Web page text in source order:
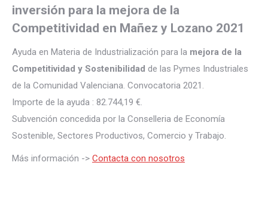
inversión para la mejora de la
Competitividad en Mañez y Lozano 2021
Ayuda en Materia de Industrialización para la mejora de la
Competitividad y Sostenibilidad de las Pymes Industriales
de la Comunidad Valenciana. Convocatoria 2021.
Importe de la ayuda : 82.744,19 €.
Subvención concedida por la Conselleria de Economía
Sostenible, Sectores Productivos, Comercio y Trabajo.
Más información -> Contacta con nosotros